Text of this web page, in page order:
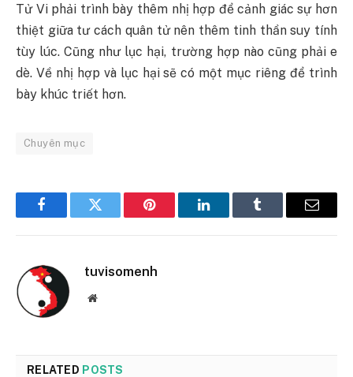
Tử Vi phải trình bày thêm nhị hợp để cảnh giác sự hơn
thiệt giữa tư cách quân tử nên thêm tinh thần suy tính
tùy lúc. Cũng như lục hại, trường hợp nào cũng phải e
dè. Về nhị hợp và lục hại sẽ có một mục riêng để trình
bày khúc triết hơn.
Chuyên mục
FacebookTwitter Pinterest LinkedInTumblr Email
tuvisomenh
Website
RELATED POSTS